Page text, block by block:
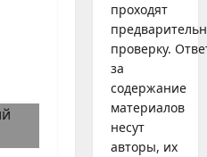
проходят
проверку.
за
содержание
материалов
несут
авторы, их